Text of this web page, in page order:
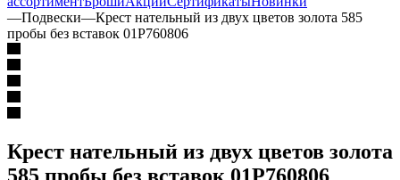
—Подвески—Крест нательный из двух цветов золота 585
пробы без вставок 01Р760806
Крест нательный из двух цветов золота
585 пробы без вставок 01Р760806